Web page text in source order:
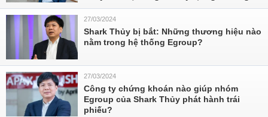
27/03/2024
Shark Thủy bị bắt: Những thương hiệu nào
nằm trong hệ thống Egroup?
27/03/2024
Công ty chứng khoán nào giúp nhóm
Egroup của Shark Thủy phát hành trái
phiếu?